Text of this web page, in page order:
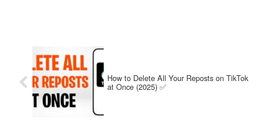
How to Delete All Your Reposts on TikTok
at Once (2025) ✅